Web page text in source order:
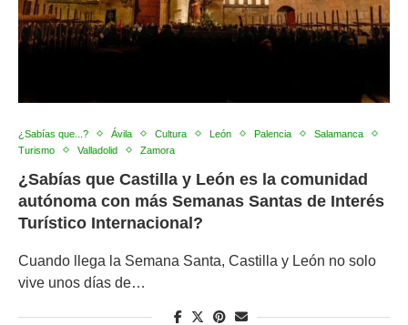
¿Sabías que...? Ávila Cultura León Palencia
Salamanca
Turismo
Valladolid Zamora
¿Sabías que Castilla y León es la comunidad
autónoma con más Semanas Santas de Interés
Turístico Internacional?
Cuando llega la Semana Santa, Castilla y León no solo
vive unos días de…